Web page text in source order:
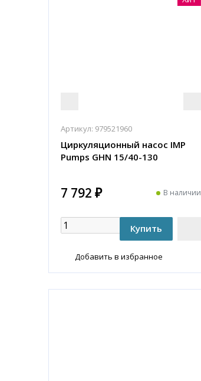
Артикул: 979521960
Циркуляционный насос IMP
Pumps GHN 15/40-130
7 792 ₽ В наличии
Добавить в избранное